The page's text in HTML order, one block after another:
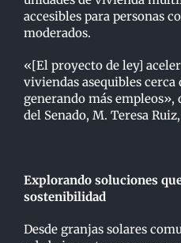
accesibles para personas
moderados.
«[El proyecto de ley]
viviendas asequibles
generando más
del Senado, M. Teresa
Explorando soluciones
sostenibilidad
Desde granjas solares